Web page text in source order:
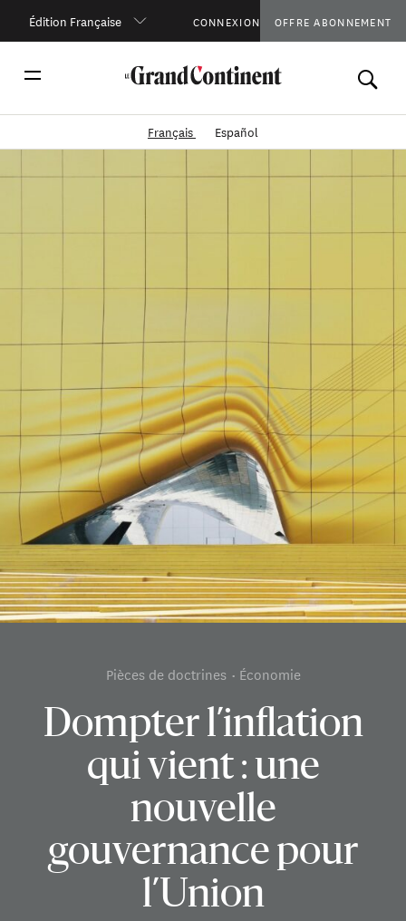
Édition Française CONNEXION OFFRE ABONNEMENT
Français Español
Dompter l’inflation
qui vient : une
nouvelle
gouvernance pour
l’Union
Pièces de doctrines Économie